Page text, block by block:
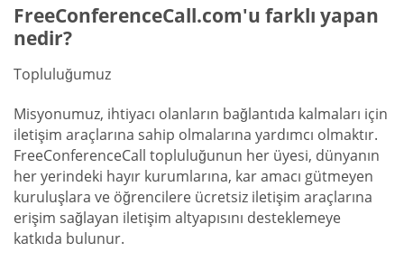
FreeConferenceCall.com'u farklı yapan
nedir?
Topluluğumuz
Misyonumuz, ihtiyacı olanların bağlantıda kalmaları için
iletişim araçlarına sahip olmalarına yardımcı olmaktır.
FreeConferenceCall topluluğunun her üyesi, dünyanın
her yerindeki hayır kurumlarına, kar amacı gütmeyen
kuruluşlara ve öğrencilere ücretsiz iletişim araçlarına
erişim sağlayan iletişim altyapısını desteklemeye
katkıda bulunur.